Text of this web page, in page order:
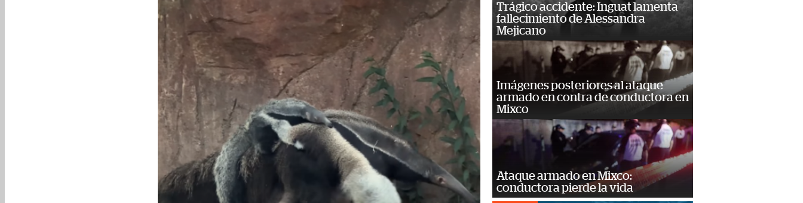
Trágico accidente: Inguat lamenta
fallecimiento de Alessandra
Mejicano
Imágenes posteriores al ataque
armado en contra de conductora en
Mixco
Ataque armado en Mixco:
conductora pierde la vida